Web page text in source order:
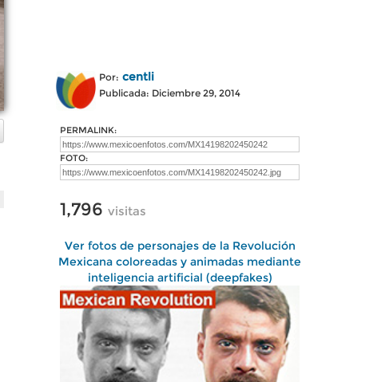
Por: centli
Publicada: Diciembre 29, 2014
PERMALINK:
FOTO:
1,796 visitas
Ver fotos de personajes de la Revolución
Mexicana coloreadas y animadas mediante
inteligencia artificial (deepfakes)